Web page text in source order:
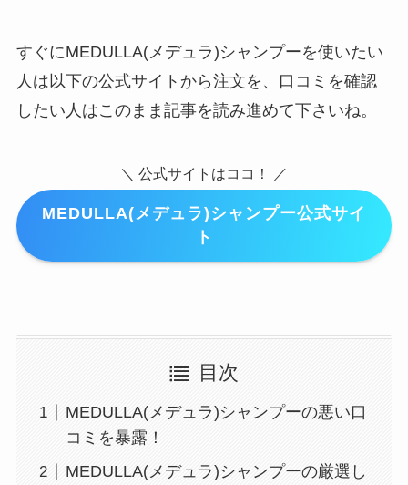
すぐにMEDULLA(メデュラ)シャンプーを使いたい
人は以下の公式サイトから注文を、口コミを確認
したい人はこのまま記事を読み進めて下さいね。
＼ 公式サイトはココ！ ／
MEDULLA(メデュラ)シャンプー公式サイ
ト
目次
MEDULLA(メデュラ)シャンプーの悪い口
コミを暴露！
MEDULLA(メデュラ)シャンプーの厳選し